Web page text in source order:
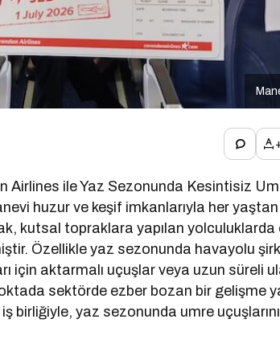
Airlines ile Yaz Sezonunda Kesintisiz
huzur ve keşif imkanlarıyla her yaştan
kutsal topraklara yapılan yolculuklarda
Özellikle yaz sezonunda havayolu
için aktarmalı uçuşlar veya uzun süreli
sektörde ezber bozan bir gelişme
birliğiyle, yaz sezonunda umre